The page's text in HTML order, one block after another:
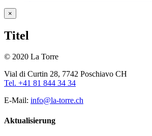
Close
product
view
×
Titel
© 2020 La Torre
Vial di Curtin 28, 7742 Poschiavo CH
Tel. +41 81 844 34 34
E-Mail: info@la-torre.ch
Aktualisierung